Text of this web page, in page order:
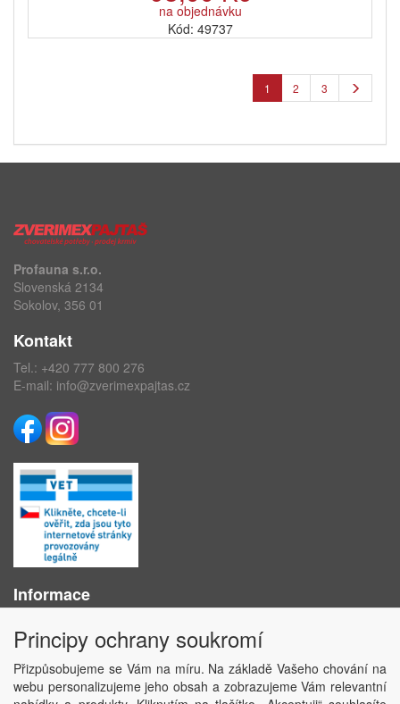
na objednávku
Kód: 49737
1 2 3
Profauna s.r.o.
Slovenská 2134
Sokolov, 356 01
Kontakt
Tel.: +420 777 800 276
E-mail: info@zverimexpajtas.cz
Informace
Obchodní podmínky
Ochrana osobních údajů
Kontakt
Losování účtenek
Principy ochrany soukromí
Přizpůsobujeme se Vám na míru. Na základě Vašeho chování na
webu personalizujeme jeho obsah a zobrazujeme Vám relevantní